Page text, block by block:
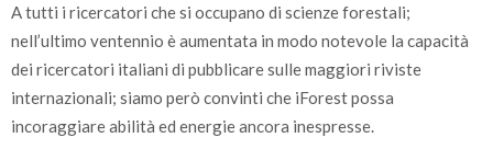
A tutti i ricercatori che si occupano di scienze forestali;
nell’ultimo ventennio è aumentata in modo notevole la capacità
dei ricercatori italiani di pubblicare sulle maggiori riviste
internazionali; siamo però convinti che iForest possa
incoraggiare abilità ed energie ancora inespresse.